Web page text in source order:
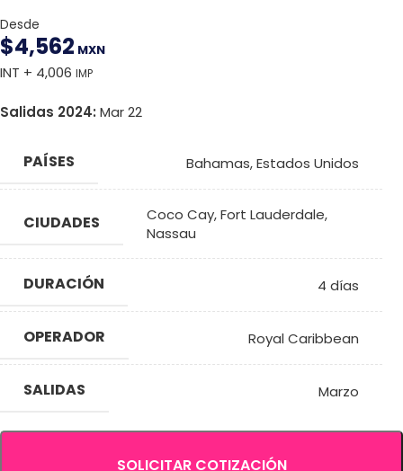
Desde
$4,562 MXN
INT + 4,006 IMP
Salidas 2024: Mar 22
PAÍSES Bahamas,Estados Unidos
CIUDADES Coco Cay,Fort Lauderdale,
Nassau
DURACIÓN 4 días
OPERADOR Royal Caribbean
SALIDAS Marzo
SOLICITAR COTIZACIÓN